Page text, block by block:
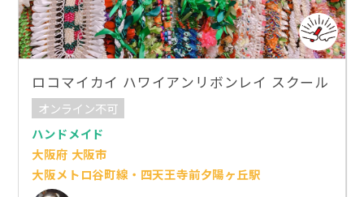
ロコマイカイ ハワイアンリボンレイ スクール
オンライン不可
ハンドメイド
大阪府 大阪市
大阪メトロ谷町線・四天王寺前夕陽ヶ丘駅